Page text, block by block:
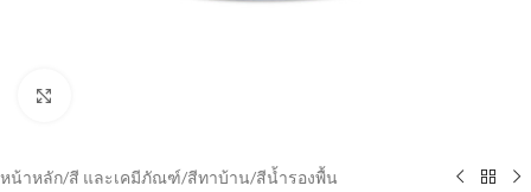
หน้าหลัก/สี และเคมีภัณฑ์/สีทาบ้าน/สีน้ำรองพื้น